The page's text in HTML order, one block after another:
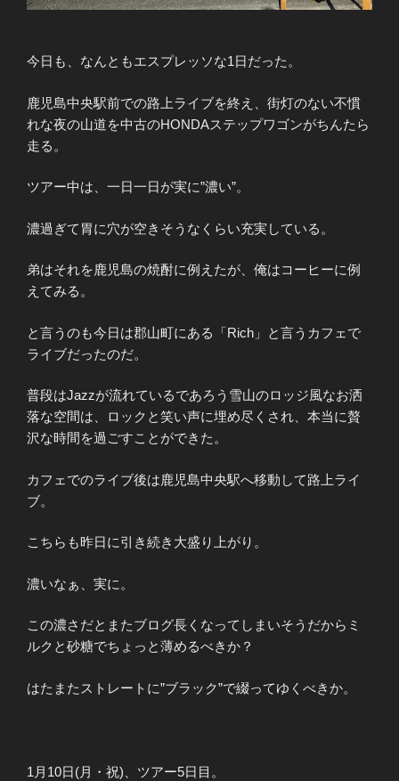
今日も、なんともエスプレッソな1日だった。
鹿児島中央駅前での路上ライブを終え、街灯のない不慣
れな夜の山道を中古のHONDAステップワゴンがちんたら
走る。
ツアー中は、一日一日が実に”濃い”。
濃過ぎて胃に穴が空きそうなくらい充実している。
弟はそれを鹿児島の焼酎に例えたが、俺はコーヒーに例
えてみる。
と言うのも今日は郡山町にある「Rich」と言うカフェで
ライブだったのだ。
普段はJazzが流れているであろう雪山のロッジ風なお洒
落な空間は、ロックと笑い声に埋め尽くされ、本当に贅
沢な時間を過ごすことができた。
カフェでのライブ後は鹿児島中央駅へ移動して路上ライ
ブ。
こちらも昨日に引き続き大盛り上がり。
濃いなぁ、実に。
この濃さだとまたブログ長くなってしまいそうだからミ
ルクと砂糖でちょっと薄めるべきか？
はたまたストレートに”ブラック”で綴ってゆくべきか。
1月10日(月・祝)、ツアー5日目。